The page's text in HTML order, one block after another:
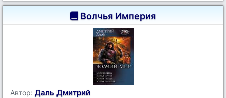
Волчья Империя
Автор: Даль Дмитрий